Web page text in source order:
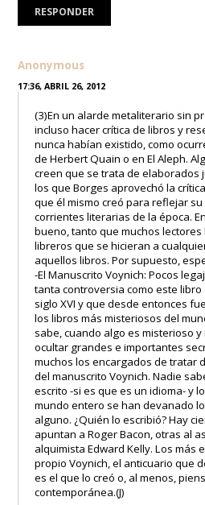
RESPONDER
Anonymous
17:36, ABRIL 26, 2012
(3)En un alarde metaliterario sin
incluso hacer crítica de libros y
nunca habían existido, como
de Herbert Quain o en El Aleph.
creen que se trata de elaborados
los que Borges aprovechó la
que él mismo creó para reflejar
corrientes literarias de la época.
bueno, tanto que muchos
libreros que se hicieran a
aquellos libros. Por supuesto,
-El Manuscrito Voynich: Pocos
tanta controversia como este libro
siglo XVI y que desde entonces
los libros más misteriosos del
sabe, cuando algo es misterioso
ocultar grandes e importantes
muchos los encargados de tratar
del manuscrito Voynich. Nadie
escrito -si es que es un idioma- y
mundo entero se han devanado
alguno. ¿Quién lo escribió? Hay
apuntan a Roger Bacon, otras al
alquimista Edward Kelly. Los más
propio Voynich, el anticuario que
es el que lo creó o, al menos,
contemporánea.(J)